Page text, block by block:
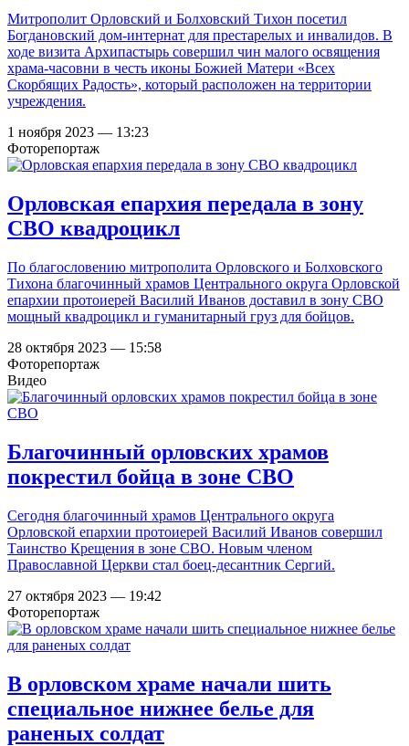
Митрополит Орловский и Болховский Тихон посетил
Богдановский дом-интернат для престарелых и инвалидов. В
ходе визита Архипастырь совершил чин малого освящения
храма-часовни в честь иконы Божией Матери «Всех
Скорбящих Радость», который расположен на территории
учреждения.
1 ноября 2023 — 13:23
Фоторепортаж
Орловская епархия передала в зону
СВО квадроцикл
По благословению митрополита Орловского и Болховского
Тихона благочинный храмов Центрального округа Орловской
епархии протоиерей Василий Иванов доставил в зону СВО
мощный квадроцикл и гуманитарный груз для бойцов.
28 октября 2023 — 15:58
Фоторепортаж
Видео
Благочинный орловских храмов
покрестил бойца в зоне СВО
Сегодня благочинный храмов Центрального округа
Орловской епархии протоиерей Василий Иванов совершил
Таинство Крещения в зоне СВО. Новым членом
Православной Церкви стал боец-десантник Сергий.
27 октября 2023 — 19:42
Фоторепортаж
В орловском храме начали шить
специальное нижнее белье для
раненых солдат